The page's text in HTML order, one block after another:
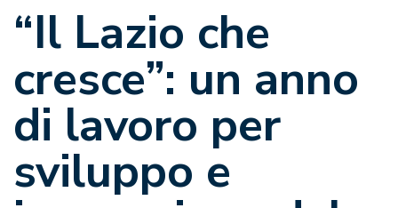
“Il Lazio che
cresce”: un anno
di lavoro per
sviluppo e